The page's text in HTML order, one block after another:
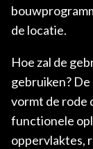
de locatie.
Hoe zal de
gebruiken?
vormt de rode
functionele
oppervlaktes,